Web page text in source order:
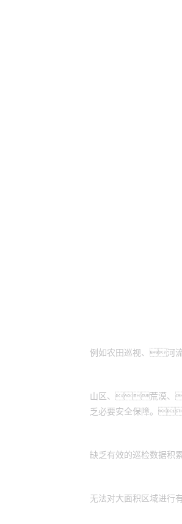
例如农田巡视、河
山区、荒漠、
乏必要安全保障。
缺乏有效的巡检数据
无法对大面积区域进